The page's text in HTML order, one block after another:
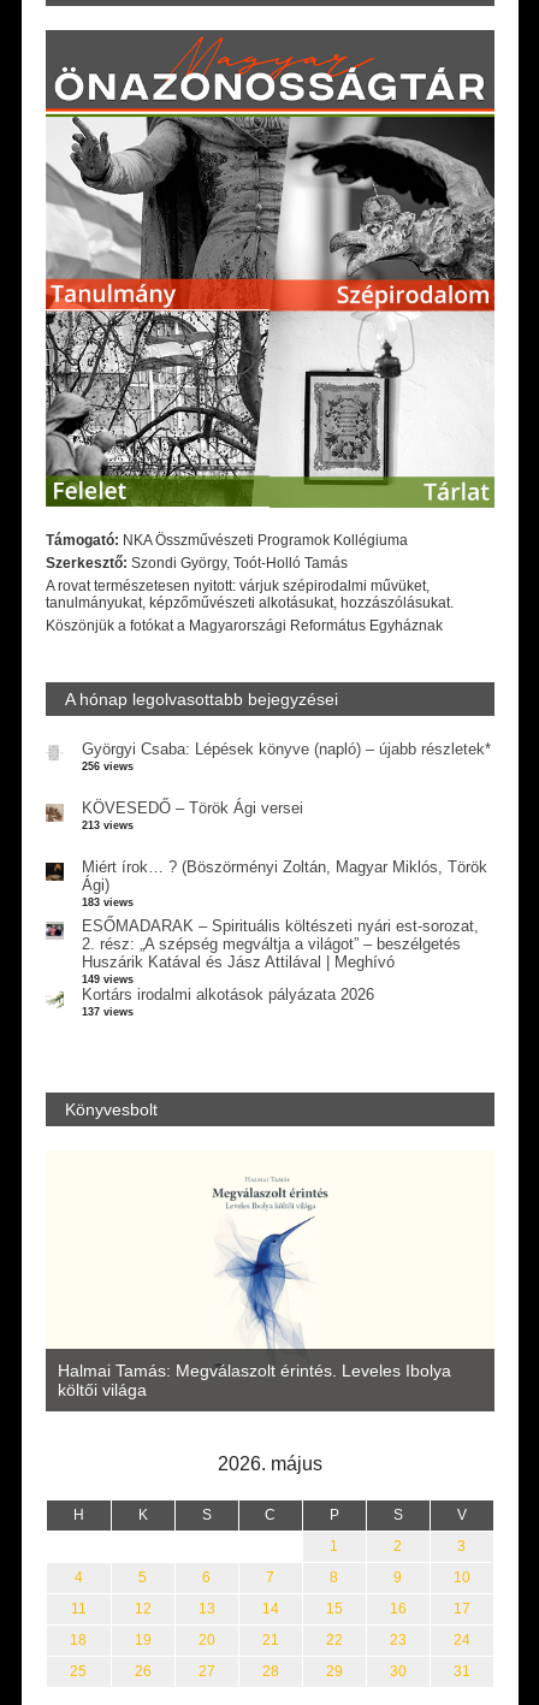
Támogató: NKA Összművészeti Programok Kollégiuma
Szerkesztő: Szondi György, Toót-Holló Tamás
A rovat természetesen nyitott: várjuk szépirodalmi művüket,
tanulmányukat, képzőművészeti alkotásukat, hozzászólásukat.
Köszönjük a fotókat a Magyarországi Református Egyháznak
A hónap legolvasottabb bejegyzései
Györgyi Csaba: Lépések könyve (napló) – újabb részletek*
256 views
KÖVESEDŐ – Török Ági versei
213 views
Miért írok… ? (Böszörményi Zoltán, Magyar Miklós, Török
Ági)
183 views
ESŐMADARAK – Spirituális költészeti nyári est-sorozat,
2. rész: „A szépség megváltja a világot” – beszélgetés
Huszárik Katával és Jász Attilával | Meghívó
149 views
Kortárs irodalmi alkotások pályázata 2026
137 views
Könyvesbolt
Halmai Tamás: Megválaszolt érintés. Leveles Ibolya
költői világa
2026. május
H K S C P S V
1 2
3
4
5 6 7 8 9
10
11
12 13 14 15 16
17
18
19 20 21 22 23
24
25
26 27 28 29 30 31